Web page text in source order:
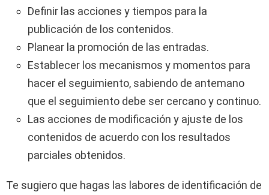
Definir las acciones y tiempos para la
publicación de los contenidos.
Planear la promoción de las entradas.
Establecer los mecanismos y momentos para
hacer el seguimiento, sabiendo de antemano
que el seguimiento debe ser cercano y continuo.
Las acciones de modificación y ajuste de los
contenidos de acuerdo con los resultados
parciales obtenidos.
Te sugiero que hagas las labores de identificación de